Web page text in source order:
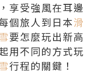
享受強風在耳邊
個旅人到日本滑
要怎麼玩出新高
用不同的方式玩
行程的關鍵！